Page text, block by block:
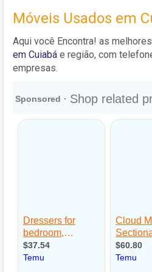
Móveis Usados em
Aqui você Encontra! as
em Cuiabá e região, com
empresas.